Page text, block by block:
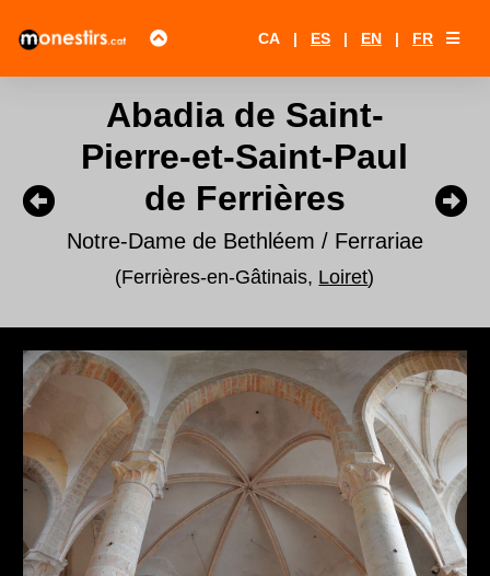
CA | ES | EN | FR
Abadia de Saint-
Pierre-et-Saint-Paul
de Ferrières
Notre-Dame de Bethléem / Ferrariae
(Ferrières-en-Gâtinais, Loiret)